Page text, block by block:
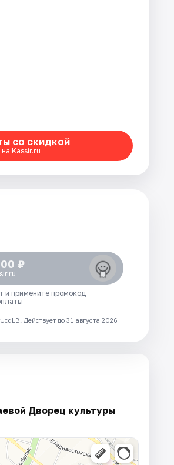
со скидкой
на Kassir.ru
₽
и примените промокод
Действует до 31 августа 2026
Дворец культуры